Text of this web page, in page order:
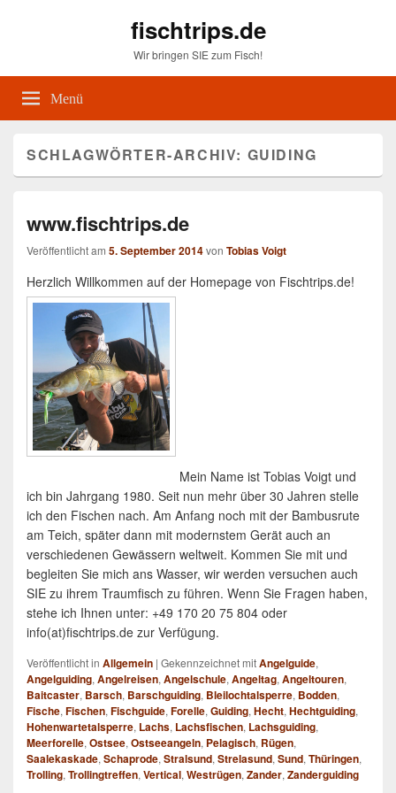
fischtrips.de
Wir bringen SIE zum Fisch!
Menü
SCHLAGWÖRTER-ARCHIV: GUIDING
www.fischtrips.de
Veröffentlicht am 5. September 2014von Tobias Voigt
Herzlich Willkommen auf der Homepage von Fischtrips.de!
Mein Name ist Tobias Voigt und
ich bin Jahrgang 1980. Seit nun mehr über 30 Jahren stelle
ich den Fischen nach. Am Anfang noch mit der Bambusrute
am Teich, später dann mit modernstem Gerät auch an
verschiedenen Gewässern weltweit. Kommen Sie mit und
begleiten Sie mich ans Wasser, wir werden versuchen auch
SIE zu ihrem Traumfisch zu führen. Wenn Sie Fragen haben,
stehe ich Ihnen unter: +49 170 20 75 804 oder
info(at)fischtrips.de zur Verfügung.
Veröffentlicht in Allgemein | Gekennzeichnet mitAngelguide,
Angelguiding, Angelreisen, Angelschule, Angeltag, Angeltouren,
Baitcaster, Barsch, Barschguiding, Bleilochtalsperre, Bodden,
Fische, Fischen, Fischguide, Forelle, Guiding, Hecht, Hechtguiding,
Hohenwartetalsperre, Lachs, Lachsfischen, Lachsguiding,
Meerforelle, Ostsee, Ostseeangeln, Pelagisch, Rügen,
Saalekaskade, Schaprode, Stralsund, Strelasund, Sund, Thüringen,
Trolling, Trollingtreffen, Vertical, Westrügen, Zander, Zanderguiding